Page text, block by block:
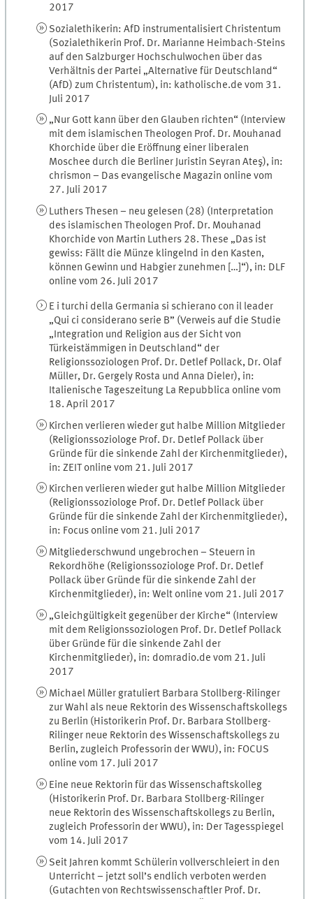
2017
Sozialethikerin: AfD instrumentalisiert Christentum
(Sozialethikerin Prof. Dr. Marianne Heimbach-Steins
auf den Salzburger Hochschulwochen über das
Verhältnis der Partei „Alternative für Deutschland“
(AfD) zum Christentum), in: katholische.de vom 31.
Juli 2017
„Nur Gott kann über den Glauben richten“ (Interview
mit dem islamischen Theologen Prof. Dr. Mouhanad
Khorchide über die Eröffnung einer liberalen
Moschee durch die Berliner Juristin Seyran Ateş), in:
chrismon – Das evangelische Magazin online vom
27. Juli 2017
Luthers Thesen – neu gelesen (28) (Interpretation
des islamischen Theologen Prof. Dr. Mouhanad
Khorchide von Martin Luthers 28. These „Das ist
gewiss: Fällt die Münze klingelnd in den Kasten,
können Gewinn und Habgier zunehmen […]“), in: DLF
online vom 26. Juli 2017
E i turchi della Germania si schierano con il leader
„Qui ci considerano serie B” (Verweis auf die Studie
„Integration und Religion aus der Sicht von
Türkeistämmigen in Deutschland“ der
Religionssoziologen Prof. Dr. Detlef Pollack, Dr. Olaf
Müller, Dr. Gergely Rosta und Anna Dieler), in:
Italienische Tageszeitung La Repubblica online vom
18. April 2017
Kirchen verlieren wieder gut halbe Million Mitglieder
(Religionssoziologe Prof. Dr. Detlef Pollack über
Gründe für die sinkende Zahl der Kirchenmitglieder),
in: ZEIT online vom 21. Juli 2017
Kirchen verlieren wieder gut halbe Million Mitglieder
(Religionssoziologe Prof. Dr. Detlef Pollack über
Gründe für die sinkende Zahl der Kirchenmitglieder),
in: Focus online vom 21. Juli 2017
Mitgliederschwund ungebrochen – Steuern in
Rekordhöhe (Religionssoziologe Prof. Dr. Detlef
Pollack über Gründe für die sinkende Zahl der
Kirchenmitglieder), in: Welt online vom 21. Juli 2017
„Gleichgültigkeit gegenüber der Kirche“ (Interview
mit dem Religionssoziologen Prof. Dr. Detlef Pollack
über Gründe für die sinkende Zahl der
Kirchenmitglieder), in: domradio.de vom 21. Juli
2017
Michael Müller gratuliert Barbara Stollberg-Rilinger
zur Wahl als neue Rektorin des Wissenschaftskollegs
zu Berlin (Historikerin Prof. Dr. Barbara Stollberg-
Rilinger neue Rektorin des Wissenschaftskollegs zu
Berlin, zugleich Professorin der WWU), in: FOCUS
online vom 17. Juli 2017
Eine neue Rektorin für das Wissenschaftskolleg
(Historikerin Prof. Dr. Barbara Stollberg-Rilinger
neue Rektorin des Wissenschaftskollegs zu Berlin,
zugleich Professorin der WWU), in: Der Tagesspiegel
vom 14. Juli 2017
Seit Jahren kommt Schülerin vollverschleiert in den
Unterricht – jetzt soll’s endlich verboten werden
(Gutachten von Rechtswissenschaftler Prof. Dr.